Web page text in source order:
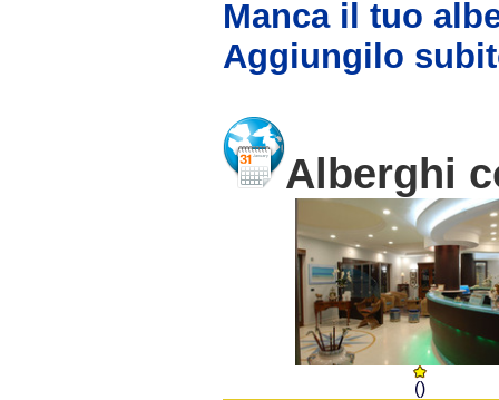
Manca il tuo
Aggiungilo
Alberghi
()